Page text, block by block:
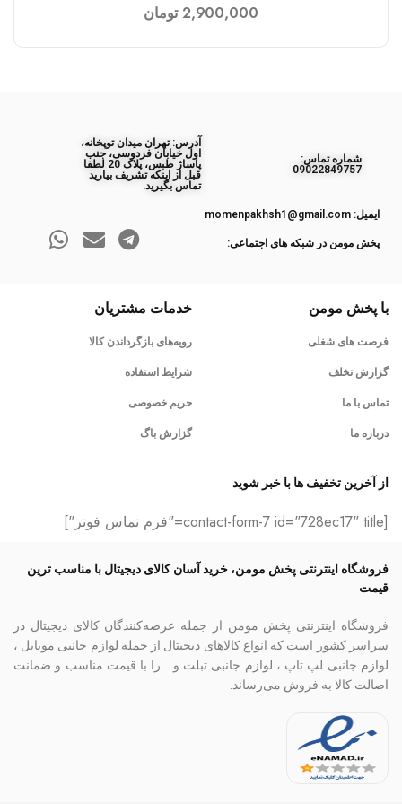
2,900,000 تومان
ﺷﻤﺎره ﺗﻤﺎس:
09022849757
آدرس: تهران میدان توپخانه،
اول خیابان فردوسی، جنب
پاساژ طبس، پلاک 20 لطفا
قبل از اینکه تشریف بیارید
تماس بگیرید.
ایمیل: momenpakhsh1@gmail.com
پخش مومن در شبکه های اجتماعی:
با پخش مومن
فرصت های شغلی
گزارش تخلف
تماس با ما
درباره ما
خدمات مشتریان
رویه‌های بازگرداندن کالا
شرایط استفاده
حریم خصوصی
گزارش باگ
از آخرین تخفیف ها با خبر شوید
[contact-form-7 id="728ec17" title="فرم تماس فوتر"]
فروشگاه اینترنتی پخش مومن، خرید آسان کالای دیجیتال با مناسب ترین
قیمت
فروشگاه اینترنتی پخش مومن از جمله عرضه‌کنندگان کالای دیجیتال در
سراسر کشور است که انواع کالاهای دیجیتال از جمله لوازم جانبی موبایل ،
لوازم جانبی لپ تاپ ، لوازم جانبی تبلت و… را با قیمت مناسب و ضمانت
اصالت کالا به فروش می‌رساند.